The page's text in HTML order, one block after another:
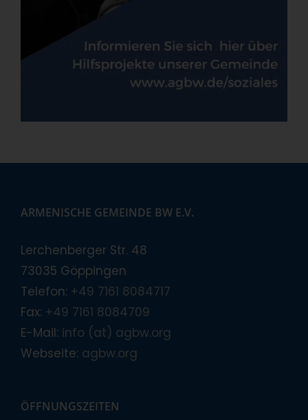
ARMENISCHE GEMEINDE BW E.V.
Lerchenberger Str. 48
73035 Göppingen
Telefon: +49 7161 8084717
Fax: +49 7161 8084709
E-Mail: info (at) agbw.org
Webseite: agbw.org
ÖFFNUNGSZEITEN